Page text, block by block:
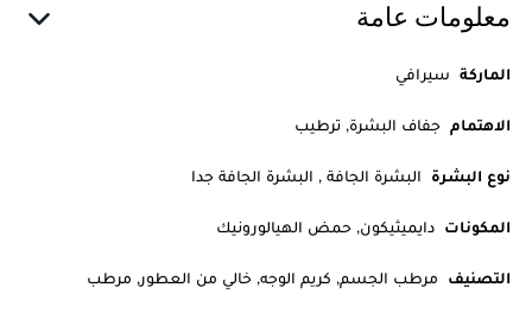
معلومات عامة
الماركة سيرافي
الاهتمام جفاف البشرة, ترطيب
نوع البشرة البشرة الجافة , البشرة الجافة جدا
المكونات دايميثيكون, حمض الهيالورونيك
التصنيف مرطب الجسم, كريم الوجه, خالي من العطور, مرطب